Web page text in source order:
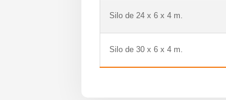
Silo de 24 x 6 x 4 m.
Silo de 30 x 6 x 4 m.